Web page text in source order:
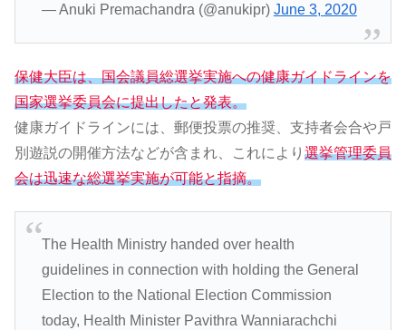
— Anuki Premachandra (@anukipr) June 3, 2020
保健大臣は、国会議員総選挙実施への健康ガイドラインを
国家選挙委員会に提出したと発表。
健康ガイドラインには、郵便投票の推奨、支持者会合や戸
別遊説の開催方法などが含まれ、これにより 選挙管理委員
会は迅速な総選挙実施が可能と指摘。
The Health Ministry handed over health
guidelines in connection with holding the General
Election to the National Election Commission
today, Health Minister Pavithra Wanniarachchi